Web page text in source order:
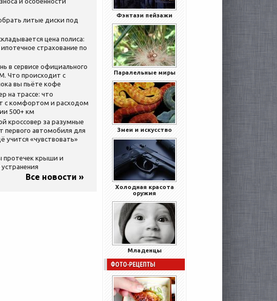
литые диски под
цена полиса:
страхование по
в сервисе официального
Что происходит с
вы пьёте кофе
на трассе: что
с комфортом и расходом
500+ км
кроссовер за разумные
первого автомобиля для
учится «чувствовать»
протечек крыши и
Все новости »
Фэнтази пейзажи
Паралельные миры
Змеи и искусство
Холодная красота
оружия
Младенцы
ФОТО-РЕЦЕПТЫ